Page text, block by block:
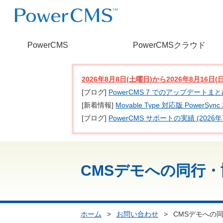
PowerCMS PowerCMSクラウド
2026年8月8日(土曜日)から2026年8月16日(
[ブログ] PowerCMS 7 でのアップデートまと
[新着情報] Movable Type 対応版 PowerSync
[ブログ] PowerCMS サポートの実績 (2026
CMSデモへの同行
ホーム > お問い合わせ > CMSデモへの